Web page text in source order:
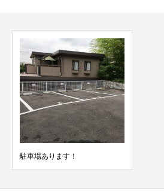
駐車場あります！